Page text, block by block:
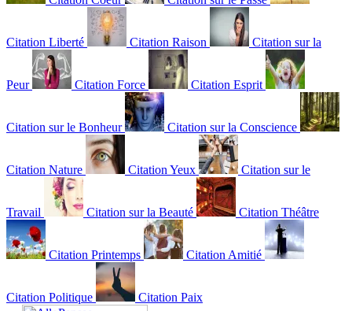
Citation Liberté Citation Raison Citation sur la
Peur Citation Force Citation Esprit
Citation sur le Bonheur Citation sur la Conscience
Citation Nature Citation Yeux Citation sur le
Travail Citation sur la Beauté Citation Théâtre
Citation Printemps Citation Amitié
Citation Politique Citation Paix